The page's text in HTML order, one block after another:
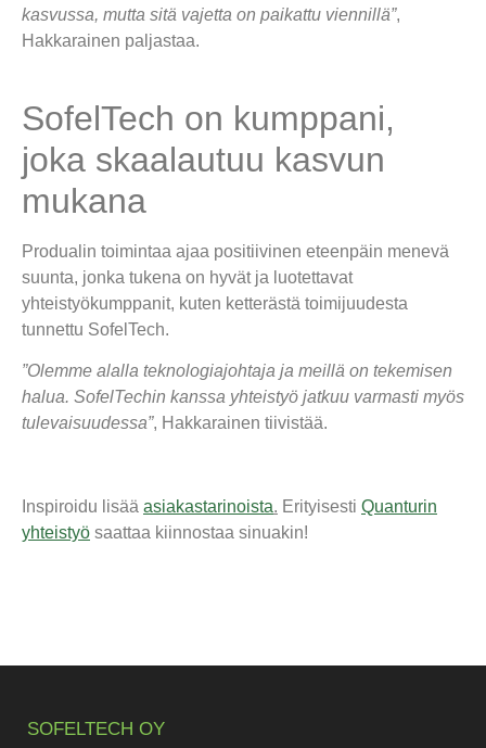
kasvussa, mutta sitä vajetta on paikattu viennillä”,
Hakkarainen paljastaa.
SofelTech on kumppani,
joka skaalautuu kasvun
mukana
Produalin toimintaa ajaa positiivinen eteenpäin menevä
suunta, jonka tukena on hyvät ja luotettavat
yhteistyökumppanit, kuten ketterästä toimijuudesta
tunnettu SofelTech.
”Olemme alalla teknologiajohtaja ja meillä on tekemisen
halua. SofelTechin kanssa yhteistyö jatkuu varmasti myös
tulevaisuudessa”, Hakkarainen tiivistää.
Inspiroidu lisää asiakastarinoista. Erityisesti Quanturin
yhteistyö saattaa kiinnostaa sinuakin!
SOFELTECH OY